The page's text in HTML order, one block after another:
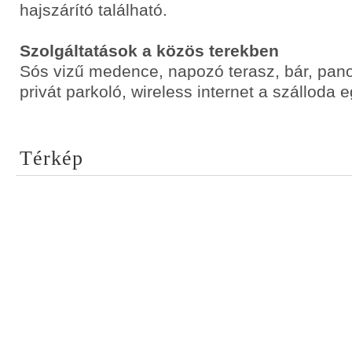
hajszárító található.
Szolgáltatások a közös terekben
Sós vizű medence, napozó terasz, bár,
privát parkoló, wireless internet a szálloda
Térkép